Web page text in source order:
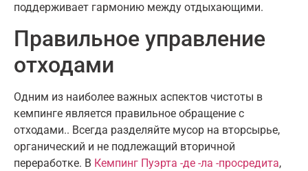
поддерживает гармонию между отдыхающими.
Правильное управление
отходами
Одним из наиболее важных аспектов чистоты в
кемпинге является правильное обращение с
отходами.. Всегда разделяйте мусор на вторсырье,
органический и не подлежащий вторичной
переработке. В Кемпинг Пуэрта -де -ла -просредита,